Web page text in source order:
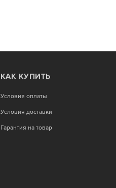
КАК КУПИТЬ
Условия оплаты
Условия доставки
Гарантия на товар